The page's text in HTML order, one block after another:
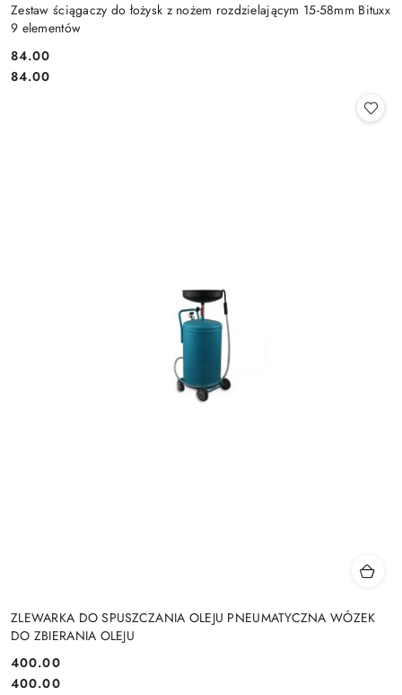
Zestaw ściągaczy do łożysk z nożem rozdzielającym 15-58mm Bituxx
9 elementów
Cena:
84.00
Cena:
84.00
ZLEWARKA DO SPUSZCZANIA OLEJU PNEUMATYCZNA WÓZEK
DO ZBIERANIA OLEJU
Cena:
400.00
Cena:
400.00